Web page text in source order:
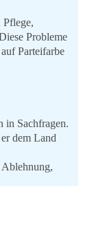
Pflege,
Probleme
Parteifarbe
in Sachfragen.
dem Land
oder das